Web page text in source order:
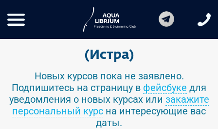
(Истра)
Новых курсов пока не заявлено.
Подпишитесь на страницу в фейсбуке для
уведомления о новых курсах или закажите
персональный курс на интересующие вас
даты.